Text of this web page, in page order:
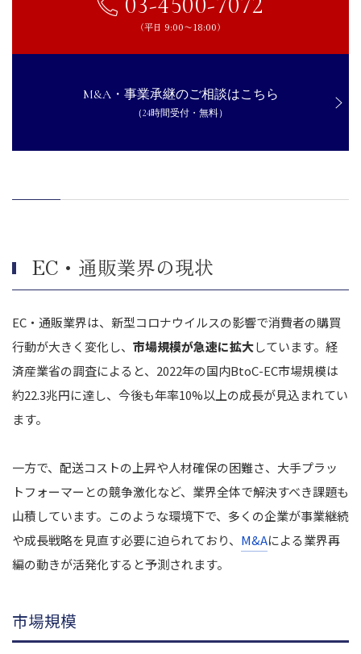
【売り手】EC・通販事業がM&Aを実施するメリット
事業価値に見合った適正な対価を得られる
ブランドを存続させることができる
ブランドイメージの維持が難しい場合がある
営業利益率の向上
オペレーション体制の整備
独自のブランド力や専門性の確立
EC・通販業界のM&A事例
プライムダイレクトによるフローラ・ハウスのM&A
BASEによるEストアーのM&A
（平日 9:00〜18:00）
M&A・事業承継のご相談はこちら
（24時間受付・無料）
EC・通販業界の現状
EC・通販業界は、新型コロナウイルスの影響で消費者の購買
行動が大きく変化し、 市場規模が急速に拡大しています。経
済産業省の調査によると、2022年の国内BtoC-EC市場規模は
約22.3兆円に達し、今後も年率10%以上の成長が見込まれてい
ます。
一方で、配送コストの上昇や人材確保の困難さ、大手プラッ
トフォーマーとの競争激化など、業界全体で解決すべき課題も
山積しています。このような環境下で、多くの企業が事業継続
や成長戦略を見直す必要に迫られており、 M&Aによる業界再
編の動きが活発化すると予測されます。
市場規模